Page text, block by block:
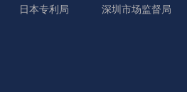
日本专利局 深圳市场监督局